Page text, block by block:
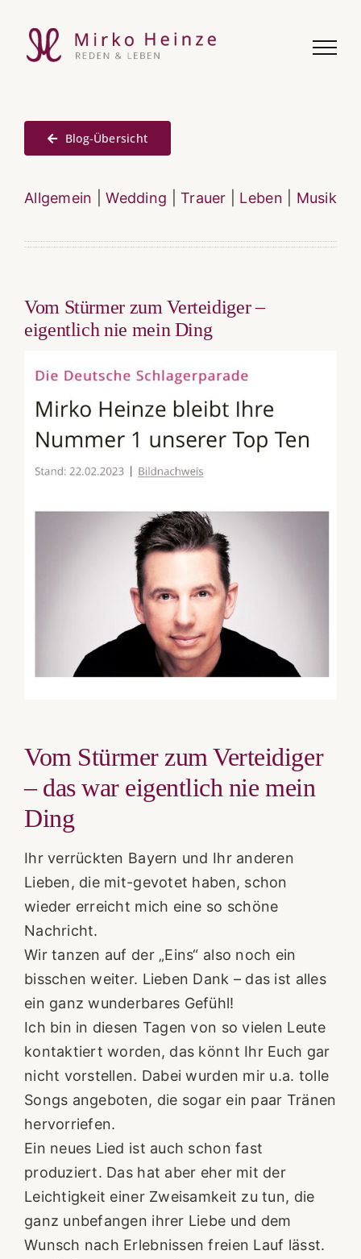
Inhalt
springen
Blog-Übersicht
Allgemein |Wedding |Trauer Leben Musik
Vom Stürmer zum Verteidiger –
eigentlich nie mein Ding
Vom Stürmer zum Verteidiger
– das war eigentlich nie mein
Ding
Ihr verrückten Bayern und Ihr anderen
Lieben, die mit-gevotet haben, schon
wieder erreicht mich eine so schöne
Nachricht.
Wir tanzen auf der „Eins“ also noch ein
bisschen weiter. Lieben Dank – das ist alles
ein ganz wunderbares Gefühl!
Ich bin in diesen Tagen von so vielen Leute
kontaktiert worden, das könnt Ihr Euch gar
nicht vorstellen. Dabei wurden mir u.a. tolle
Songs angeboten, die sogar ein paar Tränen
hervorriefen.
Ein neues Lied ist auch schon fast
produziert. Das hat aber eher mit der
Leichtigkeit einer Zweisamkeit zu tun, die
ganz unbefangen ihrer Liebe und dem
Wunsch nach Erlebnissen freien Lauf lässt.